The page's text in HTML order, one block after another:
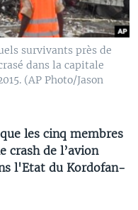
survivants près de
dans la capitale
(AP Photo/Jason
les cinq membres
crash de l’avion
l'Etat du Kordofan-